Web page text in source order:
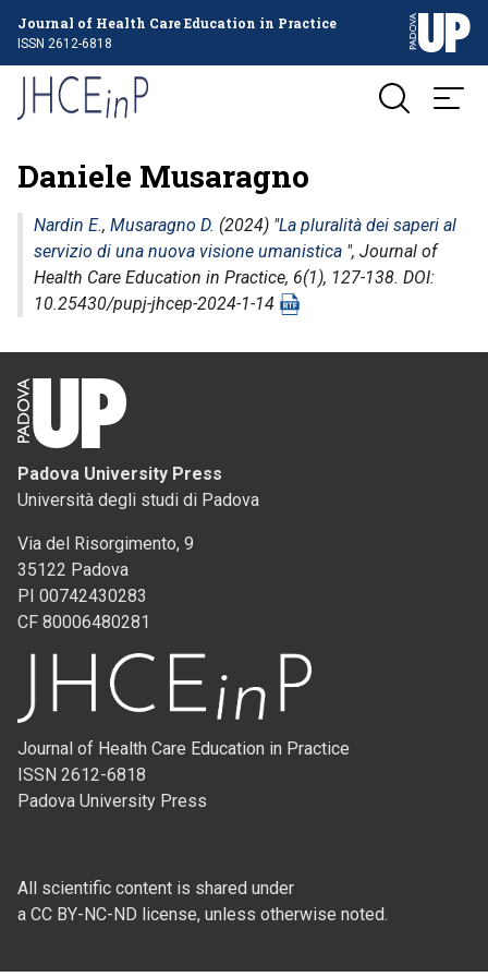
Journal of Health Care Education in Practice
ISSN 2612-6818
Daniele Musaragno
Nardin E., Musaragno D. (2024) "La pluralità dei saperi al
servizio di una nuova visione umanistica ", Journal of
Health Care Education in Practice, 6(1), 127-138. DOI:
10.25430/pupj-jhcep-2024-1-14
Padova University Press
Università degli studi di Padova
Via del Risorgimento, 9
35122 Padova
PI 00742430283
CF 80006480281
Journal of Health Care Education in Practice
ISSN 2612-6818
Padova University Press
All scientific content is shared under
a CC BY-NC-ND license, unless otherwise noted.